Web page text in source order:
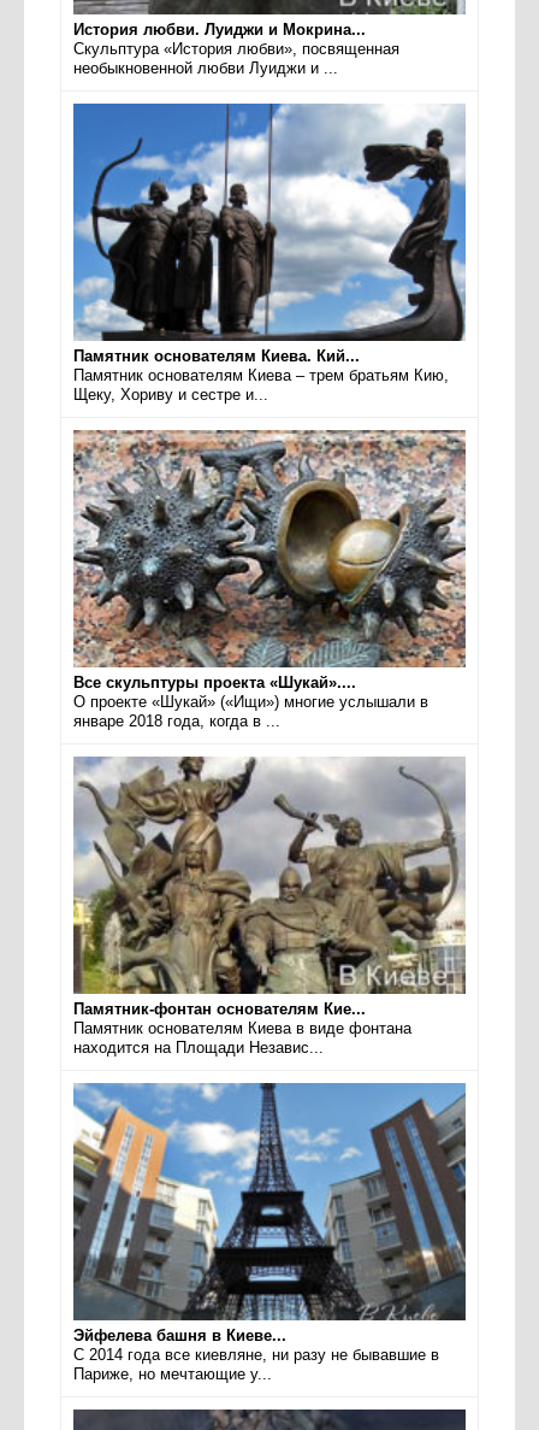
История любви. Луиджи и Мокрина...
Скульптура «История любви», посвященная
необыкновенной любви Луиджи и ...
Памятник основателям Киева. Кий...
Памятник основателям Киева – трем братьям Кию,
Щеку, Хориву и сестре и...
Все скульптуры проекта «Шукай»....
О проекте «Шукай» («Ищи») многие услышали в
январе 2018 года, когда в ...
Памятник-фонтан основателям Кие...
Памятник основателям Киева в виде фонтана
находится на Площади Независ...
Эйфелева башня в Киеве...
С 2014 года все киевляне, ни разу не бывавшие в
Париже, но мечтающие у...